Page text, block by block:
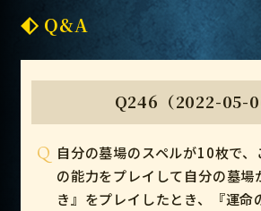
Q&A
Q246（2022-05-
Q 自分の墓場のスペルが10枚で
の能力をプレイして自分の墓場
き』をプレイしたとき、『運命